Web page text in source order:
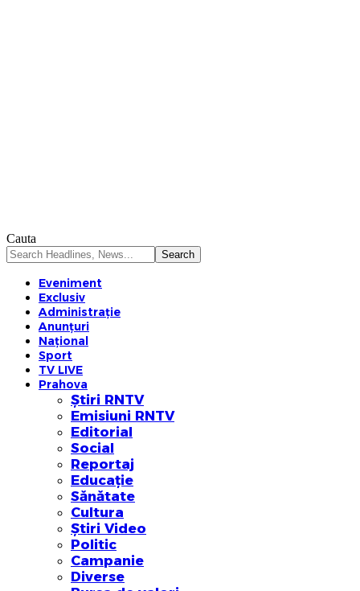
Cauta
Eveniment
Exclusiv
Administrație
Anunțuri
Național
Sport
TV LIVE
Prahova
Știri RNTV
Emisiuni RNTV
Editorial
Social
Reportaj
Educație
Sănătate
Cultura
Știri Video
Politic
Campanie
Diverse